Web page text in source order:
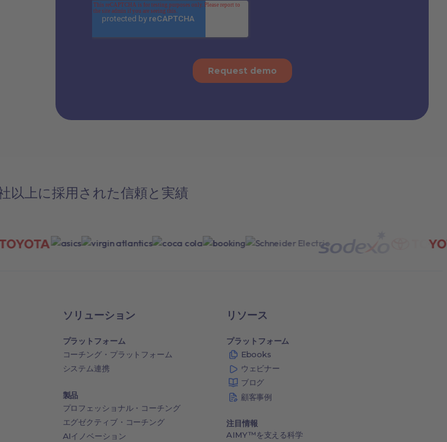
以上に採用された信頼と実績
ソリューション
プラットフォーム
コーチング・プラットフォーム
システム連携
製品
プロフェッショナル・コーチング
エグゼクティブ・コーチング
AIイノベーション
リソース
プラットフォーム
Ebooks
ウェビナー
ブログ
顧客事例
注目情報
AIMY™を支える科学